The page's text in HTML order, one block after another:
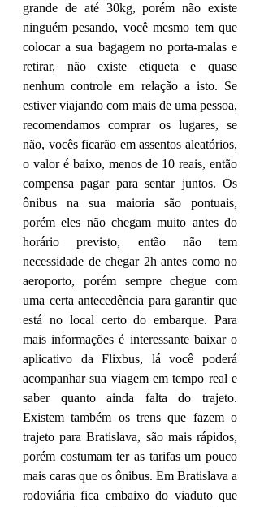
grande de até 30kg, porém não existe
ninguém pesando, você mesmo tem que
colocar a sua bagagem no porta-malas e
retirar, não existe etiqueta e quase
nenhum controle em relação a isto. Se
estiver viajando com mais de uma pessoa,
recomendamos comprar os lugares, se
não, vocês ficarão em assentos aleatórios,
o valor é baixo, menos de 10 reais, então
compensa pagar para sentar juntos. Os
ônibus na sua maioria são pontuais,
porém eles não chegam muito antes do
horário previsto, então não tem
necessidade de chegar 2h antes como no
aeroporto, porém sempre chegue com
uma certa antecedência para garantir que
está no local certo do embarque. Para
mais informações é interessante baixar o
aplicativo da Flixbus, lá você poderá
acompanhar sua viagem em tempo real e
saber quanto ainda falta do trajeto.
Existem também os trens que fazem o
trajeto para Bratislava, são mais rápidos,
porém costumam ter as tarifas um pouco
mais caras que os ônibus. Em Bratislava a
rodoviária fica embaixo do viaduto que